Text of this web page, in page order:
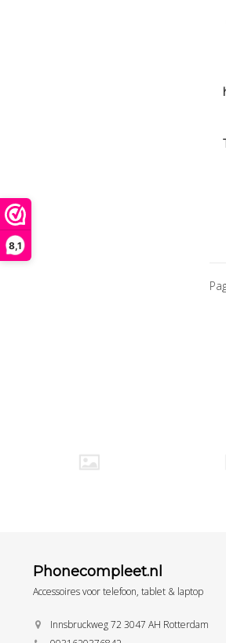
8,1
Phonecompleet.nl
Accessoires voor telefoon, tablet & laptop
Innsbruckweg 72 3047 AH Rotterdam